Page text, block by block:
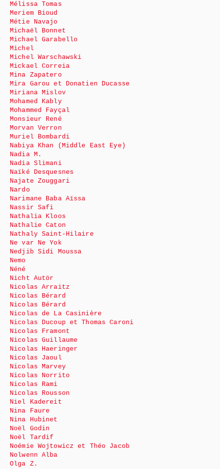
Mélissa Tomas
Meriem Bioud
Métie Navajo
Michaël Bonnet
Michael Garabello
Michel
Michel Warschawski
Mickael Correia
Mina Zapatero
Mira Garou et Donatien Ducasse
Miriana Mislov
Mohamed Kably
Mohammed Fayçal
Monsieur René
Morvan Verron
Muriel Bombardi
Nabiya Khan (Middle East Eye)
Nadia M.
Nadia Slimani
Naïké Desquesnes
Najate Zouggari
Nardo
Narimane Baba Aïssa
Nassir Safi
Nathalia Kloos
Nathalie Caton
Nathaly Saint-Hilaire
Ne var Ne Yok
Nedjib Sidi Moussa
Nemo
Néné
Nicht Autör
Nicolas Arraitz
Nicolas Bérard
Nicolas Bérard
Nicolas de La Casinière
Nicolas Ducoup et Thomas Caroni
Nicolas Framont
Nicolas Guillaume
Nicolas Haeringer
Nicolas Jaoul
Nicolas Marvey
Nicolas Norrito
Nicolas Rami
Nicolas Rousson
Niel Kadereit
Nina Faure
Nina Hubinet
Noël Godin
Noël Tardif
Noémie Wojtowicz et Théo Jacob
Nolwenn Alba
Olga Z.